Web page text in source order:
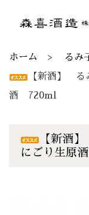
ホーム
るみ
【新酒】
酒 720ml
【新酒
にごり生原